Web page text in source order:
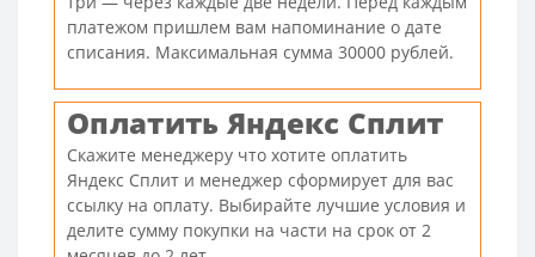
платежом пришлем вам напоминание о дате
списания. Максимальная сумма 30000 рублей.
Оплатить Яндекс Сплит
Скажите менеджеру что хотите оплатить
Яндекс Сплит и менеджер сформирует для вас
ссылку на оплату. Выбирайте лучшие условия и
делите сумму покупки на части на срок от 2